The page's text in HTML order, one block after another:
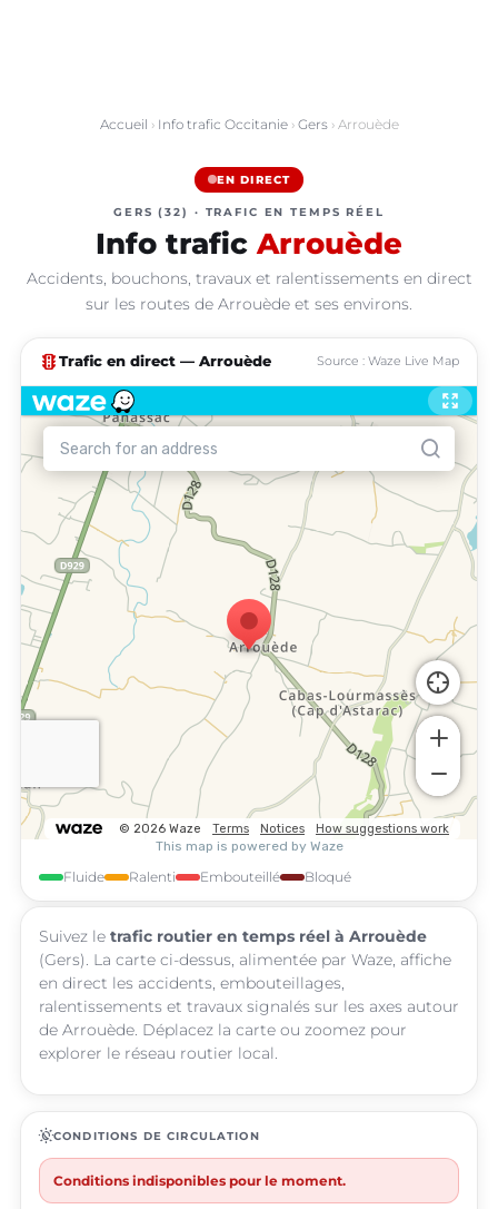
Accueil › Info trafic Occitanie› Gers› Arrouède
EN DIRECT
GERS (32) · TRAFIC EN TEMPS RÉEL
Info trafic Arrouède
Accidents, bouchons, travaux et ralentissements en direct
sur les routes de Arrouède et ses environs.
traffic Trafic en direct — Arrouède Source : Waze Live Map
Fluide Ralenti Embouteillé Bloqué
Suivez le trafic routier en temps réel à Arrouède
(Gers). La carte ci-dessus, alimentée par Waze, affiche
en direct les accidents, embouteillages,
ralentissements et travaux signalés sur les axes autour
de Arrouède. Déplacez la carte ou zoomez pour
explorer le réseau routier local.
routineCONDITIONS DE CIRCULATION
Conditions indisponibles pour le moment.